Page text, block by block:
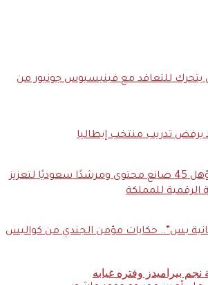
يتحرك للتعاقد مع فينيسيوس جونيور من
يرفض تدريب منتخب إيطاليا
مؤمن الجندي يؤهل 45 صانع محتوى ومرشدًا سعوديًا لتعزيز
الرقمية للمملكة
بس”.. حكايات مؤمن الجندي من كواليس